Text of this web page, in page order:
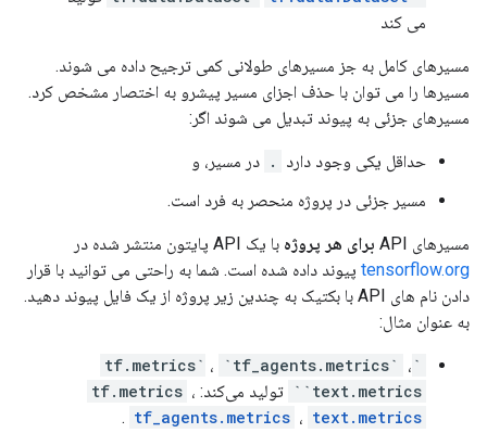
می کند
مسیرهای کامل به جز مسیرهای طولانی کمی ترجیح داده می شوند.
مسیرها را می توان با حذف اجزای مسیر پیشرو به اختصار مشخص کرد.
مسیرهای جزئی به پیوند تبدیل می شوند اگر:
حداقل یکی وجود دارد . در مسیر، و
مسیر جزئی در پروژه منحصر به فرد است.
مسیرهای API برای هر پروژه با یک API پایتون منتشر شده در
tensorflow.org پیوند داده شده است. شما به راحتی می توانید با قرار
دادن نام های API با بکتیک به چندین زیر پروژه از یک فایل پیوند دهید.
به عنوان مثال:
`tf.metrics` ، `tf_agents.metrics`
،
`text.metrics`
تولید می‌کند: tf.metrics ،
tf_agents.metrics ، text.metrics
.